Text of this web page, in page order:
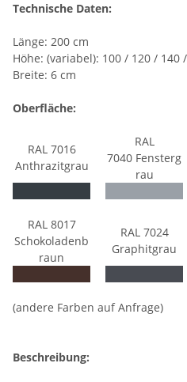
Technische Daten:
Länge: 200 cm
Höhe: (variabel): 100 / 120 / 140
Breite: 6 cm
Oberfläche:
RAL 7016
Anthrazitgrau
RAL
7040 Fensterg
rau
RAL 8017
Schokoladenb
raun
RAL 7024
Graphitgrau
(andere Farben auf Anfrage)
Beschreibung: